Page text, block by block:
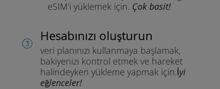
eSIM'i yüklemek için. Çok basit!
Hesabınızı oluşturun
veri planınızı kullanmaya başlamak,
bakiyenizi kontrol etmek ve hareket
halindeyken yükleme yapmak için.İyi
eğlenceler!